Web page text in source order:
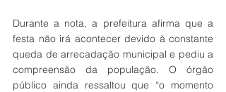
Durante a nota, a prefeitura afirma que a
festa não irá acontecer devido à constante
queda de arrecadação municipal e pediu a
compreensão da população. O órgão
público ainda ressaltou que “o momento